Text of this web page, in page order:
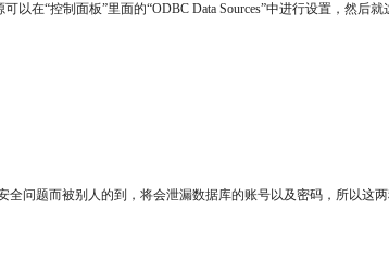
以在“控制面板”里面的“ODBC Data Sources”中进行设置，然后就
问题而被别人的到，将会泄漏数据库的账号以及密码，所以这